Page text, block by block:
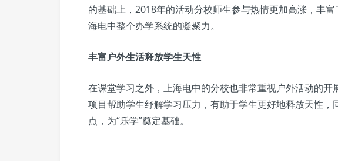
的基础上，2018年的活动分校师生参与热情更加高涨，丰
海电中整个办学系统的凝聚力。
丰富户外生活释放学生天性
在课堂学习之外，上海电中的分校也非常重视户外活动的开
项目帮助学生纾解学习压力，有助于学生更好地释放天性，
点，为“乐学”奠定基础。